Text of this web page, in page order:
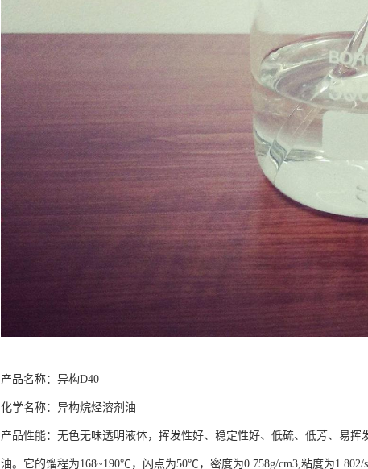
产品名称：异构D40
化学名称：异构烷烃溶剂油
产品性能：无色无味透明液体，挥发性好、稳定性好、低硫、低芳、易
油。它的馏程为168~190℃，闪点为50℃，密度为0.758g/cm3,粘度为